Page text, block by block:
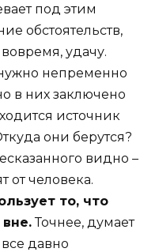
под этим
обстоятельств,
удачу.
непременно
в них заключено
источник
они берутся?
видно –
от человека.
то, что
Точнее, думает
все давно